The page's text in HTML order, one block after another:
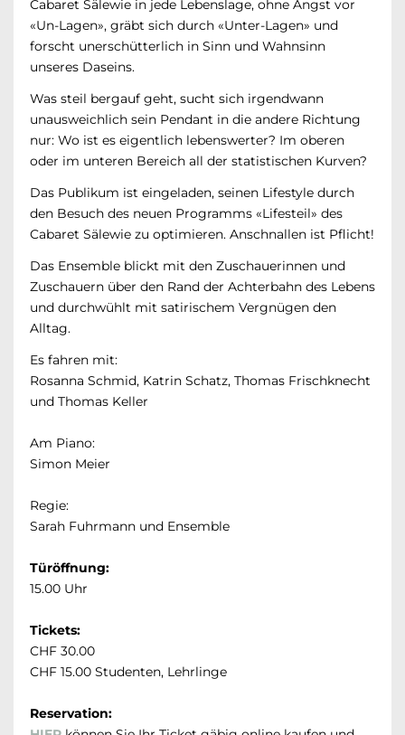
Cabaret Sälewie in jede Lebenslage, ohne Angst vor
«Un-Lagen», gräbt sich durch «Unter-Lagen» und
forscht unerschütterlich in Sinn und Wahnsinn
unseres Daseins.
Was steil bergauf geht, sucht sich irgendwann
unausweichlich sein Pendant in die andere Richtung
nur: Wo ist es eigentlich lebenswerter? Im oberen
oder im unteren Bereich all der statistischen Kurven?
Das Publikum ist eingeladen, seinen Lifestyle durch
den Besuch des neuen Programms «Lifesteil» des
Cabaret Sälewie zu optimieren. Anschnallen ist Pflicht!
Das Ensemble blickt mit den Zuschauerinnen und
Zuschauern über den Rand der Achterbahn des Lebens
und durchwühlt mit satirischem Vergnügen den
Alltag.
Es fahren mit:
Rosanna Schmid, Katrin Schatz, Thomas Frischknecht
und Thomas Keller
Am Piano:
Simon Meier
Regie:
Sarah Fuhrmann und Ensemble
Türöffnung:
15.00 Uhr
Tickets:
CHF 30.00
CHF 15.00 Studenten, Lehrlinge
Reservation: